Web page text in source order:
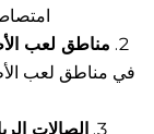
مناطق لعب
في مناطق لعب
الصالات